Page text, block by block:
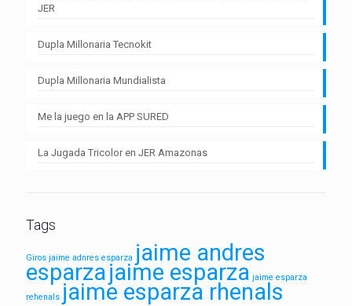
JER
Dupla Millonaria Tecnokit
Dupla Millonaria Mundialista
Me la juego en la APP SURED
La Jugada Tricolor en JER Amazonas
Tags
Giros jaime adnres esparza jaime andres
esparzajaime esparza jaime esparza
rehenals jaime esparza rhenals